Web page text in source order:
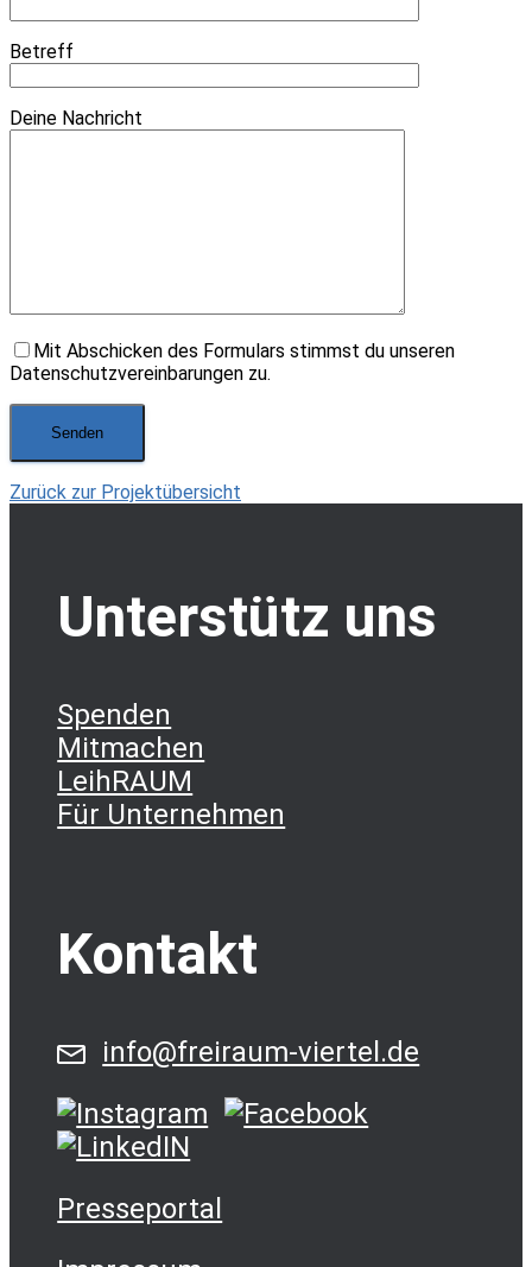
Betreff
Deine Nachricht
Mit Abschicken des Formulars stimmst du unseren
Datenschutzvereinbarungen zu.
Zurück zur Projektübersicht
Unterstütz uns
Spenden
Mitmachen
LeihRAUM
Für Unternehmen
Kontakt
info@freiraum-viertel.de
Presseportal